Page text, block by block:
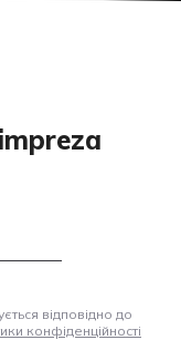
відповідно до
конфіденційності